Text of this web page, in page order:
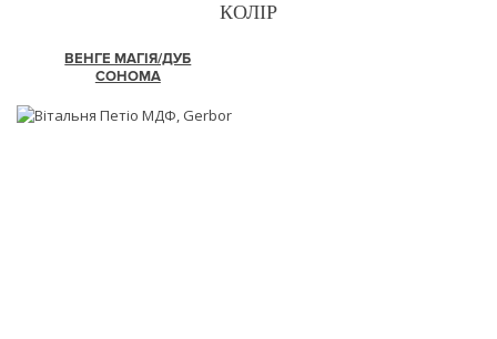
КОЛІР
ВЕНГЕ МАГІЯ/ДУБ
СОНОМА